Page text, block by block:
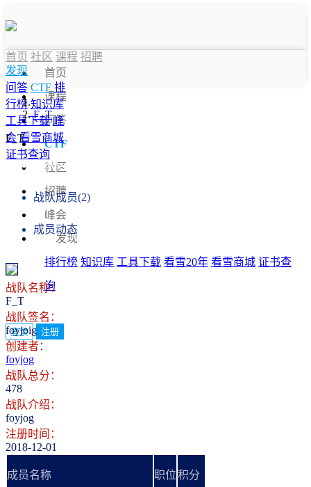
首页
课程
问答
CTF
社区
招聘
峰会
发现
排行榜 知识库 工具下载 看雪20年 看雪商城 证书查
询
登录 注册
首页 社区 课程 招聘
发现
问答 CTF 排
行榜 知识库
工具下载 峰
会 看雪商城
证书查询
F_T
F_T
战队信息
战队成员(2)
成员动态
战队名称：
F_T
战队签名：
foyjoig
创建者：
foyjog
战队总分：
478
战队介绍：
foyjog
注册时间：
2018-12-01
成员名称 职位积分